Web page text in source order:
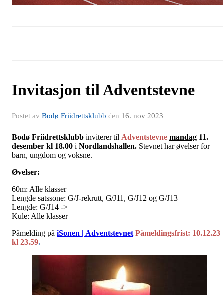
Invitasjon til Adventstevne
Postet av Bodø Friidrettsklubb den 16. nov 2023
Bodø Friidrettsklubb inviterer til Adventstevne mandag 11.
desember kl 18.00 i Nordlandshallen. Stevnet har øvelser for
barn, ungdom og voksne.
Øvelser:
60m: Alle klasser
Lengde satssone: G/J-rekrutt, G/J11, G/J12 og G/J13
Lengde: G/J14 ->
Kule: Alle klasser
Påmelding på iSonen | Adventstevnet Påmeldingsfrist: 10.12.23
kl 23.59.